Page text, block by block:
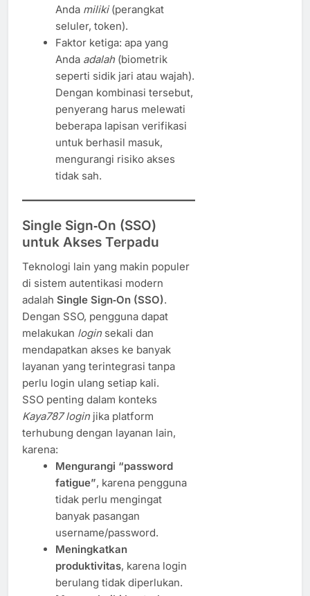
Anda miliki(perangkat
seluler, token).
Faktor ketiga: apa yang
Anda adalah(biometrik
seperti sidik jari atau wajah).
Dengan kombinasi tersebut,
penyerang harus melewati
beberapa lapisan verifikasi
untuk berhasil masuk,
mengurangi risiko akses
tidak sah.
Single Sign‑On (SSO)
untuk Akses Terpadu
Teknologi lain yang makin populer
di sistem autentikasi modern
adalah Single Sign‑On (SSO).
Dengan SSO, pengguna dapat
melakukan login sekali dan
mendapatkan akses ke banyak
layanan yang terintegrasi tanpa
perlu login ulang setiap kali.
SSO penting dalam konteks
Kaya787 login jika platform
terhubung dengan layanan lain,
karena:
Mengurangi “password
fatigue”, karena pengguna
tidak perlu mengingat
banyak pasangan
username/password.
Meningkatkan
produktivitas, karena login
berulang tidak diperlukan.